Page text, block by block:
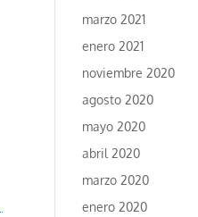
marzo 2021
enero 2021
noviembre 2020
agosto 2020
mayo 2020
abril 2020
marzo 2020
enero 2020